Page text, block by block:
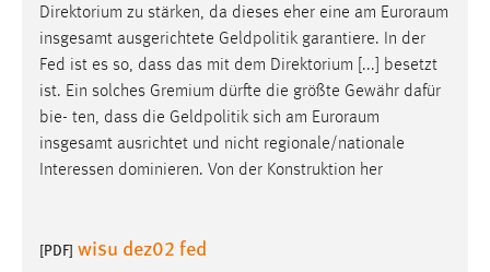
Direktorium zu stärken, da dieses eher eine am Euroraum
insgesamt ausgerichtete Geldpolitik garantiere. In der
Fed ist es so, dass das mit dem Direktorium [...] besetzt
ist. Ein solches Gremium dürfte die größte Gewähr dafür
bie- ten, dass die Geldpolitik sich am Euroraum
insgesamt ausrichtet und nicht regionale/nationale
Interessen dominieren. Von der Konstruktion her
[PDF] wisu dez02 fed
Google Ireland Limited
Zweck:
Conversion-Tracking
Cookie Laufzeit:
3 Monate
Name: